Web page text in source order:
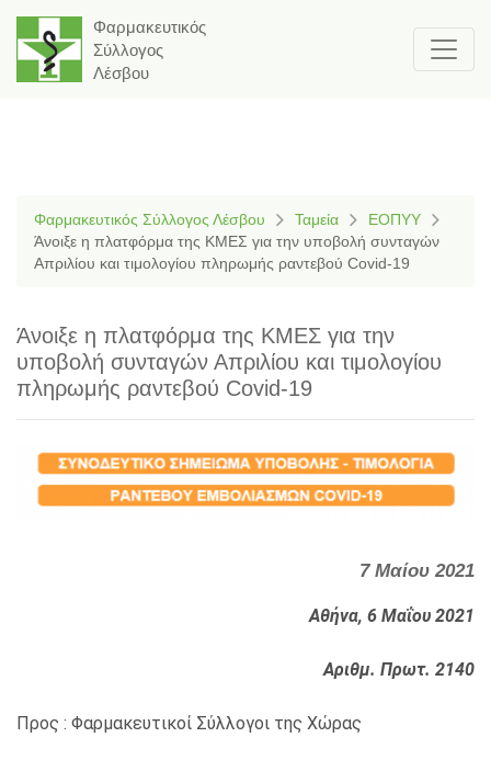
Φαρμακευτικός
Σύλλογος
Λέσβου
Φαρμακευτικός Σύλλογος Λέσβου Ταμεία
ΕΟΠΥΥ
Άνοιξε η πλατφόρμα της ΚΜΕΣ για την υποβολή συνταγών
Απριλίου και τιμολογίου πληρωμής ραντεβού Covid-19
Άνοιξε η πλατφόρμα της ΚΜΕΣ για την
υποβολή συνταγών Απριλίου και τιμολογίου
πληρωμής ραντεβού Covid-19
7 Μαίου 2021
Αθήνα, 6 Μαΐου 2021
Αριθμ. Πρωτ. 2140
Προς : Φαρμακευτικοί Σύλλογοι της Χώρας